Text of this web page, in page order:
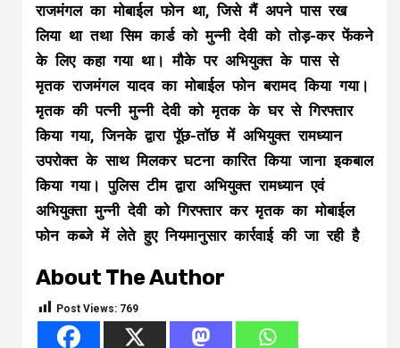
राजमंगल का मोबाईल फोन था, जिसे मैं अपने पास रख
लिया था तथा सिम कार्ड को मुन्नी देवी को तोड़-कर फेंकने
के लिए कहा गया था। मौके पर अभियुक्त के पास से
मृतक राजमंगल यादव का मोबाईल फोन बरामद किया गया।
मृतक की पत्नी मुन्नी देवी को मृतक के घर से गिरफ्तार
किया गया, जिनके द्वारा पॅूछ-ताॅछ में अभियुक्त रामध्यान
उपरोक्त के साथ मिलकर घटना कारित किया जाना इकबाल
किया गया। पुलिस टीम द्वारा अभियुक्त रामध्यान एवं
अभियुक्ता मुन्नी देवी को गिरफ्तार कर मृतक का मोबाईल
फोन कब्जे में लेते हुए नियमानुसार कार्रवाई की जा रही है
About The Author
Post Views: 769